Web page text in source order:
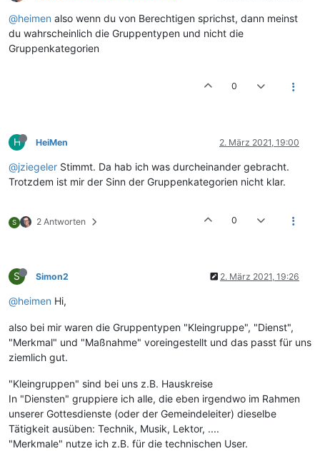
@heimen also wenn du von Berechtigen sprichst, dann meinst
du wahrscheinlich die Gruppentypen und nicht die
Gruppenkategorien
0
H HeiMen 2. März 2021, 19:00
@jziegeler Stimmt. Da hab ich was durcheinander gebracht.
Trotzdem ist mir der Sinn der Gruppenkategorien nicht klar.
S 2 Antworten 0
S Simon2 2. März 2021, 19:26
@heimen Hi,
also bei mir waren die Gruppentypen "Kleingruppe", "Dienst",
"Merkmal" und "Maßnahme" voreingestellt und das passt für uns
ziemlich gut.
"Kleingruppen" sind bei uns z.B. Hauskreise
In "Diensten" gruppiere ich alle, die eben irgendwo im Rahmen
unserer Gottesdienste (oder der Gemeindeleiter) dieselbe
Tätigkeit ausüben: Technik, Musik, Lektor, ....
"Merkmale" nutze ich z.B. für die technischen User.